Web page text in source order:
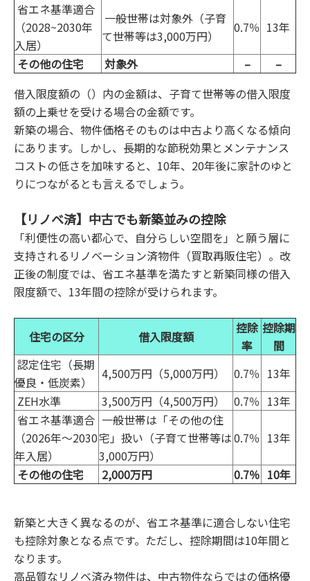
省エネ基準適合
（2028~2030年
入居）
一般世帯は対象外（子育
て世帯等は3,000万円）
0.7％ 13年
その他の住宅 対象外 –
–
借入限度額の（）内の金額は、子育て世帯等の借入限度
額の上乗せを受ける場合の金額です。
新築の場合、物件価格そのものは中古より高くなる傾向
にあります。しかし、長期的な節税効果とメンテナンス
コストの低さを加味すると、10年、20年後に家計のゆと
りにつながるとも言えるでしょう。
【リノベ済】中古でも新築並みの控除
「利便性の高い都心で、自分らしい空間を」と願う層に
支持されるリノベーション済物件（買取再販住宅）。改
正後の制度では、省エネ基準を満たすと新築同様の借入
限度額で、13年間の控除が受けられます。
住宅の区分 借入限度額
控除
率
控除期
間
認定住宅（長期
優良・低炭素）
4,500万円（5,000万円） 0.7％ 13年
ZEH水準
3,500万円（4,500万円） 0.7％ 13年
省エネ基準適合
（2026年〜2030
年入居）
一般世帯は「その他の住
宅」扱い（子育て世帯等は
3,000万円）
0.7％ 13年
その他の住宅 2,000万円 0.7％ 10年
新築と大きく異なるのが、省エネ基準に適合しない住宅
も控除対象となる点です。ただし、控除期間は10年間と
なります。
高品質なリノベ済み物件は、中古物件ならではの価格優